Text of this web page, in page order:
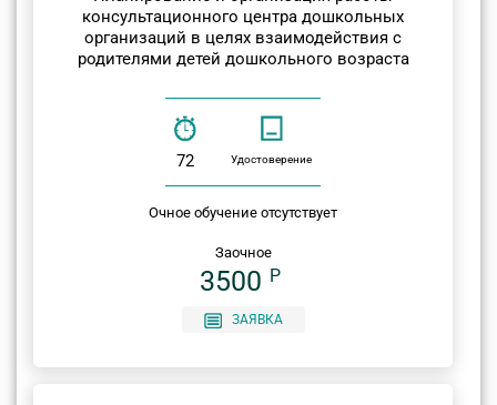
консультационного центра дошкольных
организаций в целях взаимодействия с
родителями детей дошкольного возраста
72 Удостоверение
Очное обучение отсутствует
Заочное
3500 P
ЗАЯВКА